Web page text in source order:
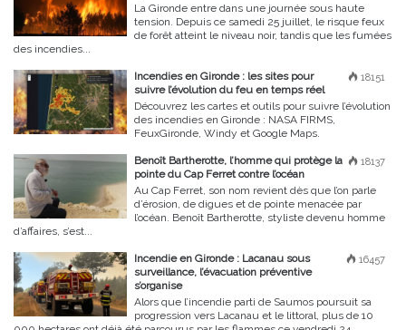
La Gironde entre dans une journée sous haute
tension. Depuis ce samedi 25 juillet, le risque feux
de forêt atteint le niveau noir, tandis que les fumées
des incendies...
18151
Incendies en Gironde : les sites pour
suivre l’évolution du feu en temps réel
Découvrez les cartes et outils pour suivre l’évolution
des incendies en Gironde : NASA FIRMS,
FeuxGironde, Windy et Google Maps.
18137
Benoît Bartherotte, l’homme qui protège la
pointe du Cap Ferret contre l’océan
Au Cap Ferret, son nom revient dès que l’on parle
d’érosion, de digues et de pointe menacée par
l’océan. Benoît Bartherotte, styliste devenu homme
d’affaires, s’est...
16457
Incendie en Gironde : Lacanau sous
surveillance, l’évacuation préventive
s’organise
Alors que l’incendie parti de Saumos poursuit sa
progression vers Lacanau et le littoral, plus de 10